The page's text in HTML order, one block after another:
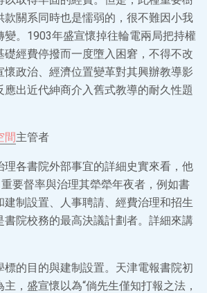
款關系同時也是懦弱的，很不難因小我
變。1903年盛宣懷掉往輪電兩局把持權
礎經費停撥而一度墮入困窘，不得不改
懷政治、經濟位置變革對其興辦教導影
應出近代紳商介入舊式教導的耐久性題
間主管者
理各書院外部事宜的詳細史實來看，他
重要督率與治理其犖犖年夜者，例如書
建制設置、人事聘請、經費治理和招生
書院校務的最高決議計劃者。詳細來講
標的目的與建制設置。天津電報書院初
，盛宣懷以為“倘先生僅知打報之法，